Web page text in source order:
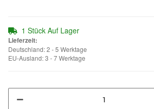
1 Stück Auf Lager
Lieferzeit:
Deutschland: 2 - 5 Werktage
EU-Ausland: 3 - 7 Werktage